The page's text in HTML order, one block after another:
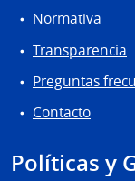
Normativa
Transparencia
Preguntas
Contacto
Políticas y